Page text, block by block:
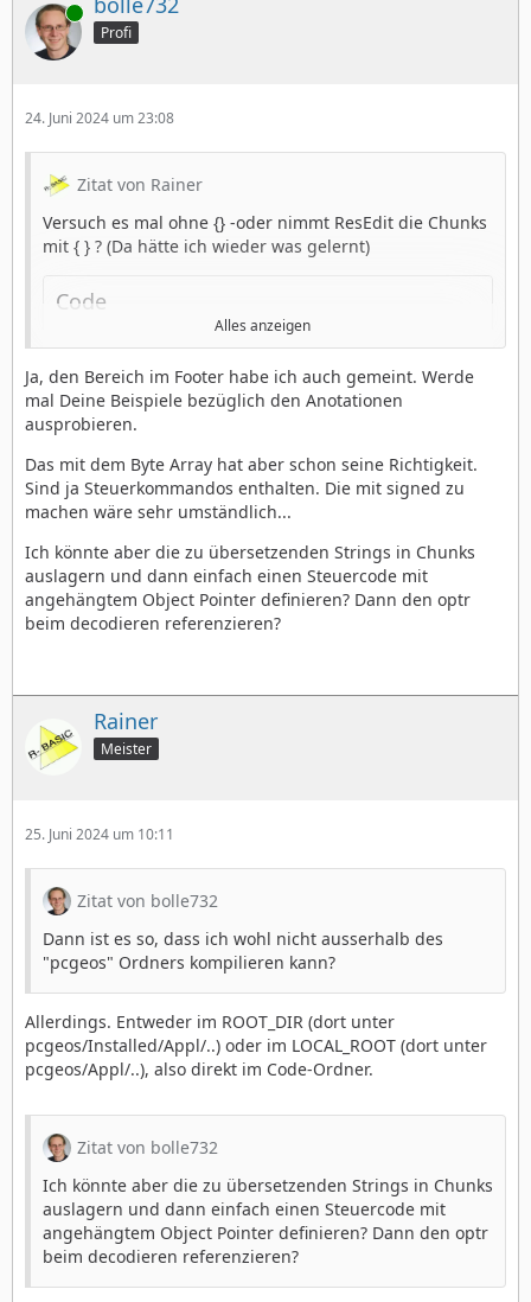
Online
Profi
24. Juni 2024 um 23:08
Zitat von Rainer
Versuch es mal ohne {} -oder nimmt ResEdit die Chunks
mit { } ? (Da hätte ich wieder was gelernt)
Code
@chunk char Stim1[] =  "You eat quiche!";
Soweit ich weiß, kann ResEdit nur Chunks übersetzen.
Variablen oder Texte im Code
Code
strcpy(v,"paul ist doof");
gehen nicht.
Das klingt nicht gut.
Die localize-Infos erscheinen hier:
Rainer
P.S. habe gerade ein anderes Problem, deswegen bin
ich noch nicht dazu gekommen, die Programm kam zu
compilieren.
Klingt nach Fortran
Alles anzeigen
Ja, den Bereich im Footer habe ich auch gemeint. Werde
mal Deine Beispiele bezüglich den Anotationen
ausprobieren.
Das mit dem Byte Array hat aber schon seine Richtigkeit.
Sind ja Steuerkommandos enthalten. Die mit signed zu
machen wäre sehr umständlich...
Ich könnte aber die zu übersetzenden Strings in Chunks
auslagern und dann einfach einen Steuercode mit
angehängtem Object Pointer definieren? Dann den optr
beim decodieren referenzieren?
Rainer
Meister
25. Juni 2024 um 10:11
Zitat von bolle732
Dann ist es so, dass ich wohl nicht ausserhalb des
"pcgeos" Ordners kompilieren kann?
Allerdings. Entweder im ROOT_DIR (dort unter
pcgeos/Installed/Appl/..) oder im LOCAL_ROOT (dort unter
pcgeos/Appl/..), also direkt im Code-Ordner.
Zitat von bolle732
Ich könnte aber die zu übersetzenden Strings in Chunks
auslagern und dann einfach einen Steuercode mit
angehängtem Object Pointer definieren? Dann den optr
beim decodieren referenzieren?